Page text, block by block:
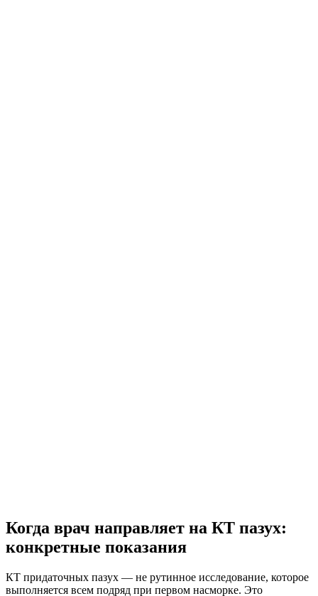
Когда врач направляет на КТ пазух:
конкретные показания
КТ придаточных пазух — не рутинное исследование, которое
выполняется всем подряд при первом насморке. Это